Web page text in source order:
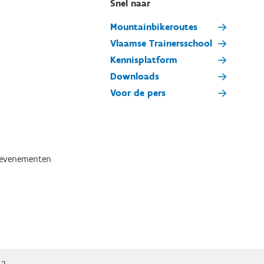
Snel naar
Mountainbikeroutes
Vlaamse Trainersschool
Kennisplatform
Downloads
Voor de pers